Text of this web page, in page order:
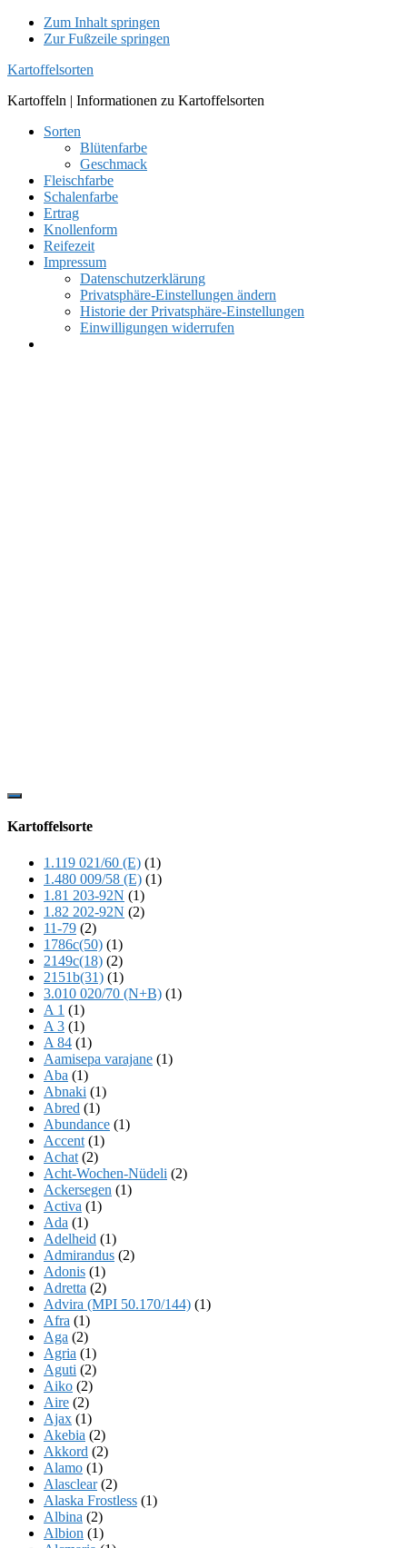
Zum Inhalt springen
Zur Fußzeile springen
Kartoffelsorten
Kartoffeln | Informationen zu Kartoffelsorten
Sorten
Blütenfarbe
Geschmack
Fleischfarbe
Schalenfarbe
Ertrag
Knollenform
Reifezeit
Impressum
Datenschutzerklärung
Privatsphäre-Einstellungen ändern
Historie der Privatsphäre-Einstellungen
Einwilligungen widerrufen
Show
Content
Kartoffelsorte
1.119 021/60 (E) (1)
1.480 009/58 (E) (1)
1.81 203-92N (1)
1.82 202-92N (2)
11-79 (2)
1786c(50) (1)
2149c(18) (2)
2151b(31) (1)
3.010 020/70 (N+B) (1)
A 1 (1)
A 3 (1)
A 84 (1)
Aamisepa varajane (1)
Aba (1)
Abnaki (1)
Abred (1)
Abundance (1)
Accent (1)
Achat (2)
Acht-Wochen-Nüdeli (2)
Ackersegen (1)
Activa (1)
Ada (1)
Adelheid (1)
Admirandus (2)
Adonis (1)
Adretta (2)
Advira (MPI 50.170/144) (1)
Afra (1)
Aga (2)
Agria (1)
Aguti (2)
Aiko (2)
Aire (2)
Ajax (1)
Akebia (2)
Akkord (2)
Alamo (1)
Alasclear(2)
Alaska Frostless (1)
Albina (2)
Albion (1)